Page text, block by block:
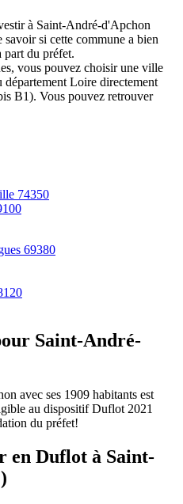
à Saint-André-d'Apchon
si cette commune a bien
du préfet.
vous pouvez choisir une ville
Loire directement
B1). Vous pouvez retrouver
74350
69380
Saint-André-
avec ses 1909 habitants est
au dispositif Duflot 2021
du préfet!
en Duflot à Saint-